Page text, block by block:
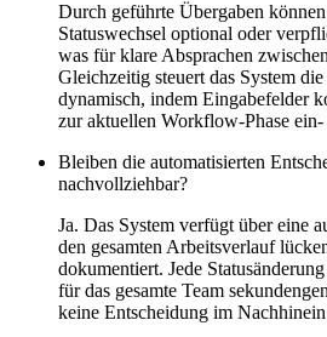
Durch geführte Übergaben
Statuswechsel optional oder
was für klare Absprachen
Gleichzeitig steuert das System
dynamisch, indem Eingabefelder
zur aktuellen Workflow-Phase ein-
Bleiben die automatisierten
nachvollziehbar?
Ja. Das System verfügt über eine
den gesamten Arbeitsverlauf
dokumentiert. Jede
für das gesamte Team
keine Entscheidung im